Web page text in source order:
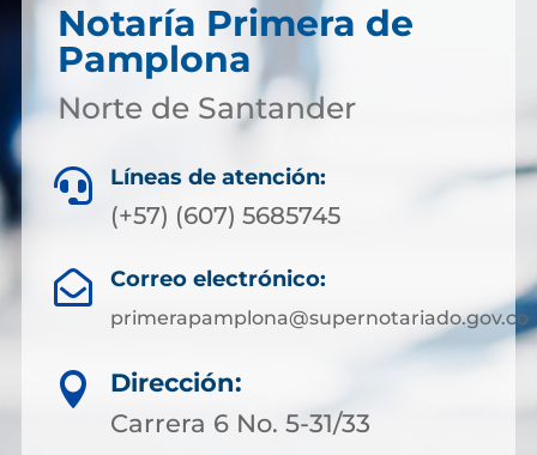
Notaría Primera de
Pamplona
Norte de Santander
 Líneas de atención:
(+57) (607) 5685745
 Correo electrónico:
primerapamplona@supernotariado.gov.co

Dirección:
Carrera 6 No. 5-31/33